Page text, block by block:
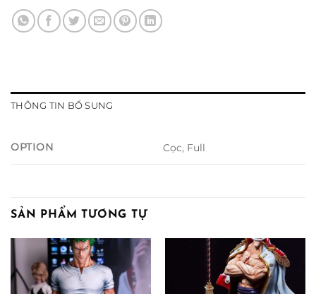
THÔNG TIN BỔ SUNG
OPTION Cọc, Full
SẢN PHẨM TƯƠNG TỰ